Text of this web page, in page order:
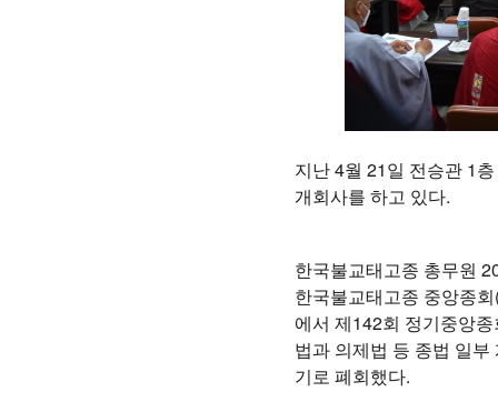
지난 4월 21일 전승관 1
개회사를 하고 있다.
한국불교태고종 총무원
한국불교태고종 중앙종
에서 제142회 정기중앙
법과 의제법 등 종법 일
기로 폐회했다.